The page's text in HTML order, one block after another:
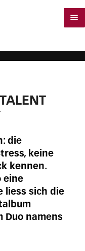
die
keine
kennen.
eine
liess sich die
Duo namens